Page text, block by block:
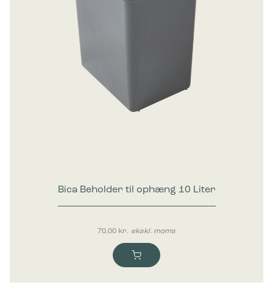
Bica Beholder til ophæng 10 Liter
70,00 kr. ekskl. moms